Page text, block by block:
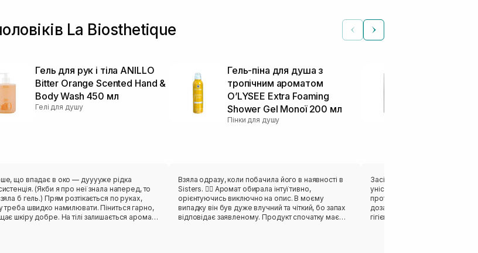
La Biosthetique
Гель для рук і тіла ANILLO
Bitter Orange Scented Hand &
Body Wash 450 мл
Гелі для душу
що впадає в око — дууууже рідка
(Якби я про неї знала наперед, то
б гель.) Прям розтікається по руках,
швидко намилювати. Піниться гарно,
добре. На тілі залишається аромат
Гель-піна для душа з
тропічним ароматом
O’LYSEE Extra Foaming
Shower Gel Monoї 200 мл
Пінки для душу
Взяла одразу, коли побачила його в наявності в
Sisters. ❤️‍🔥 Аромат обирала інтуїтивно,
орієнтуючись виключно на опис. В моєму
випадку він був дуже влучний та чіткий, бо запах
відповідає заявленому. Продукт спочатку має
Засіб має приємний свіжий
унісекс.Добре прибирає
протязі дня, зменшується
дозатор у форматі
гігієнічно.Дія дезодоранту